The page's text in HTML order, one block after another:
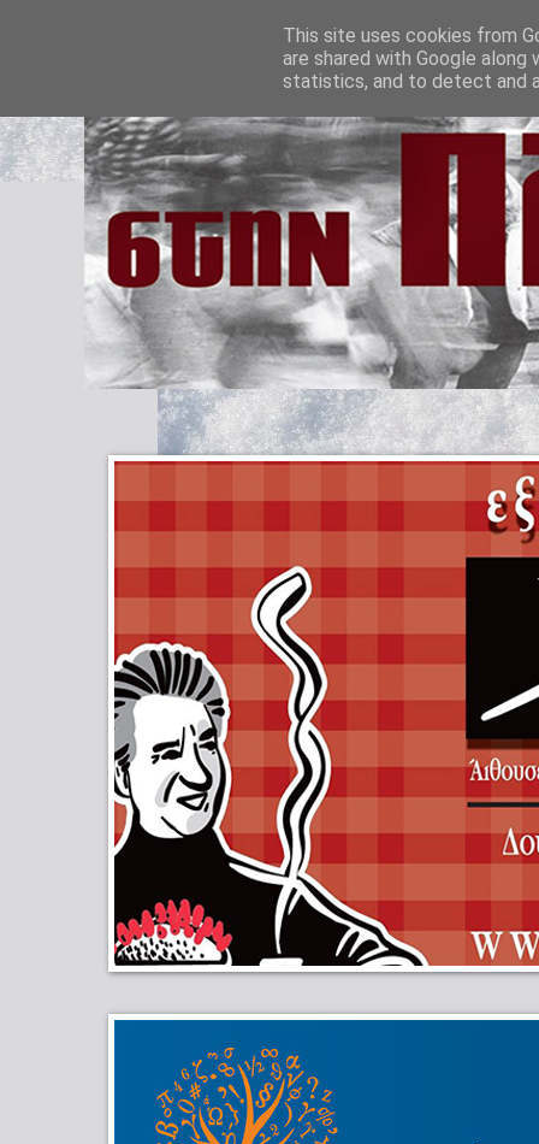
This site uses cookies from
are shared with Google
statistics, and to detect and